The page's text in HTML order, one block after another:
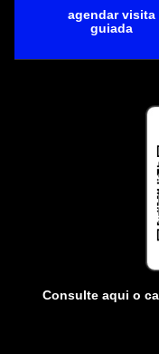
agendar visita
guiada
Consulte aqui o